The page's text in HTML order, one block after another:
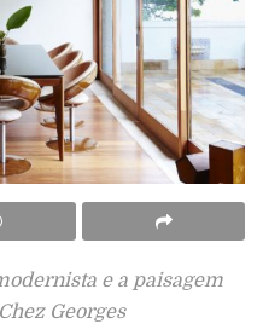
e a paisagem
Georges